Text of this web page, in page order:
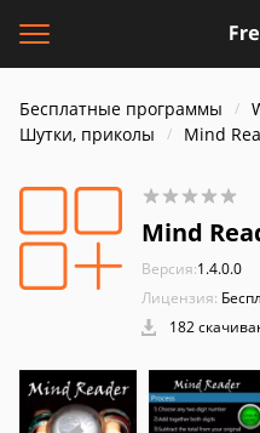
Бесплатные программы
Шутки, приколы
Mind
Mind
Версия:1.4.0.0
Лицензия:
182